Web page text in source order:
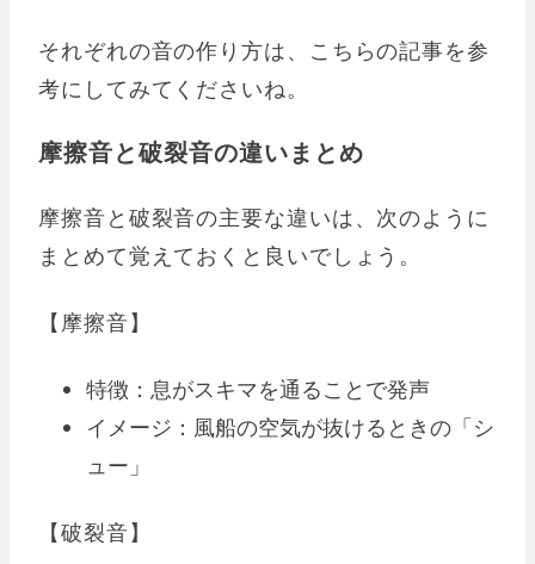
それぞれの音の作り方は、こちらの記事を参
考にしてみてくださいね。
摩擦音と破裂音の違いまとめ
摩擦音と破裂音の主要な違いは、次のように
まとめて覚えておくと良いでしょう。
【摩擦音】
特徴：息がスキマを通ることで発声
イメージ：風船の空気が抜けるときの「シ
ュー」
【破裂音】